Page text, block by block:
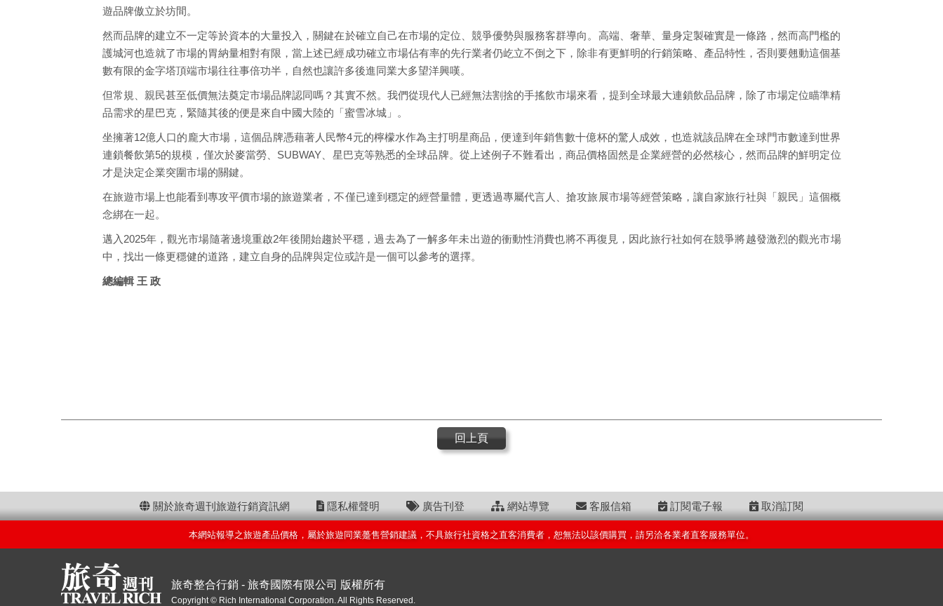
遊品牌傲立於坊間。
然而品牌的建立不一定等於資本的大量投入，關鍵在於確立自己在市場的定位、競爭優勢與服務客群導向。高端、奢華、量身定製確實是一條路，然而高門檻的
護城河也造就了市場的胃納量相對有限，當上述已經成功確立市場佔有率的先行業者仍屹立不倒之下，除非有更鮮明的行銷策略、產品特性，否則要翹動這個基
數有限的金字塔頂端市場往往事倍功半，自然也讓許多後進同業大多望洋興嘆。
但常規、親民甚至低價無法奠定市場品牌認同嗎？其實不然。我們從現代人已經無法割捨的手搖飲市場來看，提到全球最大連鎖飲品品牌，除了市場定位瞄準精
品需求的星巴克，緊隨其後的便是來自中國大陸的「蜜雪冰城」。
坐擁著12億人口的龐大市場，這個品牌憑藉著人民幣4元的檸檬水作為主打明星商品，便達到年銷售數十億杯的驚人成效，也造就該品牌在全球門市數達到世界
連鎖餐飲第5的規模，僅次於麥當勞、SUBWAY、星巴克等熟悉的全球品牌。從上述例子不難看出，商品價格固然是企業經營的必然核心，然而品牌的鮮明定位
才是決定企業突圍市場的關鍵。
在旅遊市場上也能看到專攻平價市場的旅遊業者，不僅已達到穩定的經營量體，更透過專屬代言人、搶攻旅展市場等經營策略，讓自家旅行社與「親民」這個概
念綁在一起。
邁入2025年，觀光市場隨著邊境重啟2年後開始趨於平穩，過去為了一解多年未出遊的衝動性消費也將不再復見，因此旅行社如何在競爭將越發激烈的觀光市場
中，找出一條更穩健的道路，建立自身的品牌與定位或許是一個可以參考的選擇。
總編輯 王 政
回上頁
關於旅奇週刊旅遊行銷資訊網 隱私權聲明 廣告刊登 網站導覽 客服信箱 訂閱電子報 取消訂閱
本網站報導之旅遊產品價格，屬於旅遊同業躉售營銷建議，不具旅行社資格之直客消費者，恕無法以該價購買，請另洽各業者直客服務單位。
旅奇整合行銷 - 旅奇國際有限公司 版權所有
Copyright © Rich International Corporation. All Rights Reserved.